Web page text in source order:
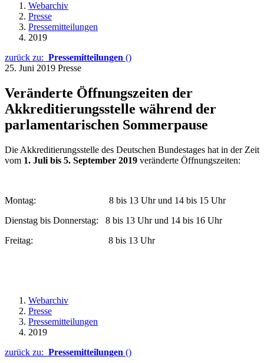
Webarchiv
Presse
Pressemitteilungen
2019
zurück zu: Pressemitteilungen ()
25. Juni 2019 Presse
Veränderte Öffnungszeiten der
Akkreditierungsstelle während der
parlamentarischen Sommerpause
Die Akkreditierungsstelle des Deutschen Bundestages hat in der Zeit
vom 1. Juli bis 5. September 2019 veränderte Öffnungszeiten:
Montag: 8 bis 13 Uhr und 14 bis 15 Uhr
Dienstag bis Donnerstag: 8 bis 13 Uhr und 14 bis 16 Uhr
Freitag: 8 bis 13 Uhr
Webarchiv
Presse
Pressemitteilungen
2019
zurück zu: Pressemitteilungen ()